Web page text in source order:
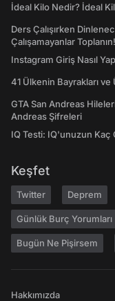
İdeal Kilo Nedir? İdeal
Ders Çalışırken
Çalışamayanlar Toplanın!
Instagram Giriş Nasıl
41 Ülkenin Bayrakları ve
GTA San Andreas
Andreas Şifreleri
IQ Testi: IQ'unuzun Kaç
Keşfet
Twitter Deprem
Günlük Burç Yorumları
Bugün Ne Pişirsem
Hakkımızda